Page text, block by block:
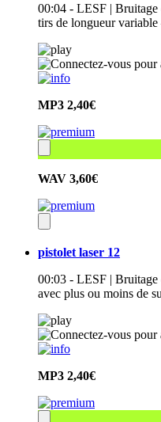
00:04 - LESF | Bruitage
tirs de longueur
MP3 2,40€
WAV 3,60€
pistolet laser 12
00:03 - LESF | Bruitage
avec plus ou moins de
MP3 2,40€